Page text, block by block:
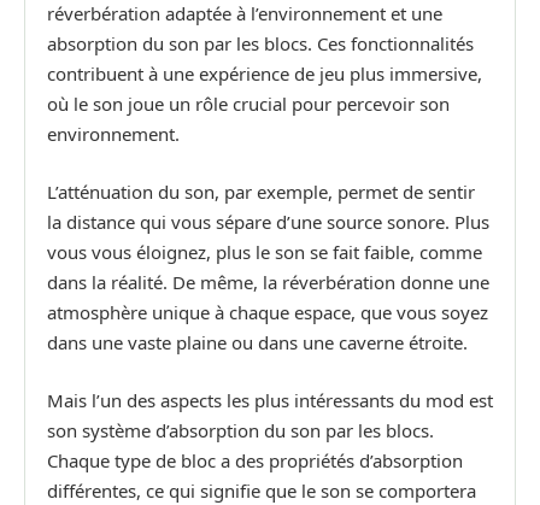
réverbération adaptée à l’environnement et une
absorption du son par les blocs. Ces fonctionnalités
contribuent à une expérience de jeu plus immersive,
où le son joue un rôle crucial pour percevoir son
environnement.
L’atténuation du son, par exemple, permet de sentir
la distance qui vous sépare d’une source sonore. Plus
vous vous éloignez, plus le son se fait faible, comme
dans la réalité. De même, la réverbération donne une
atmosphère unique à chaque espace, que vous soyez
dans une vaste plaine ou dans une caverne étroite.
Mais l’un des aspects les plus intéressants du mod est
son système d’absorption du son par les blocs.
Chaque type de bloc a des propriétés d’absorption
différentes, ce qui signifie que le son se comportera